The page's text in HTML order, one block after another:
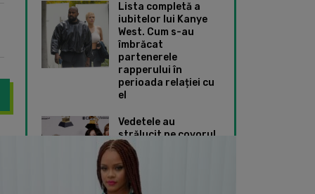
Lista completă a
iubitelor lui Kanye
West. Cum s-au
îmbrăcat
partenerele
rapperului în
perioada relației cu
el
Vedetele au
strălucit pe covorul
roșu de la Premiile
Grammy 2024. Ce
ținute speciale au
ales Taylor Swift și
dramatic pentru noul său rol din filmul „Things Fall Apart”.